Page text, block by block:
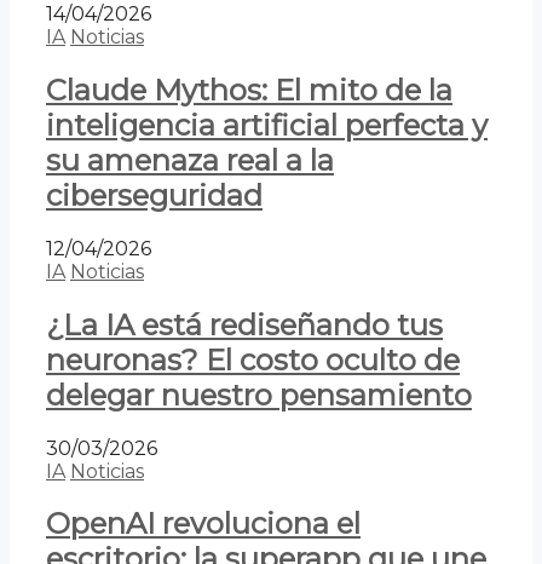
14/04/2026
IA Noticias
Claude Mythos: El mito de la
inteligencia artificial perfecta y
su amenaza real a la
ciberseguridad
12/04/2026
IA Noticias
¿La IA está rediseñando tus
neuronas? El costo oculto de
delegar nuestro pensamiento
30/03/2026
IA Noticias
OpenAI revoluciona el